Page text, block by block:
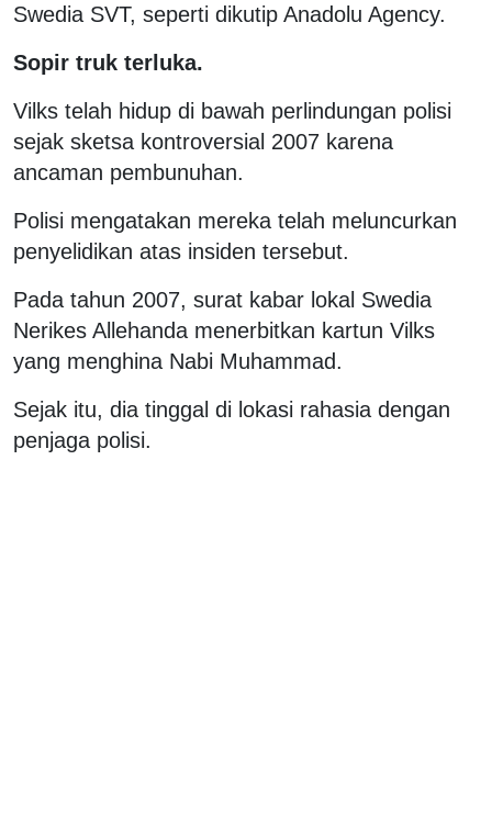
Swedia SVT, seperti dikutip Anadolu Agency.
Sopir truk terluka.
Vilks telah hidup di bawah perlindungan polisi
sejak sketsa kontroversial 2007 karena
ancaman pembunuhan.
Polisi mengatakan mereka telah meluncurkan
penyelidikan atas insiden tersebut.
Pada tahun 2007, surat kabar lokal Swedia
Nerikes Allehanda menerbitkan kartun Vilks
yang menghina Nabi Muhammad.
Sejak itu, dia tinggal di lokasi rahasia dengan
penjaga polisi.